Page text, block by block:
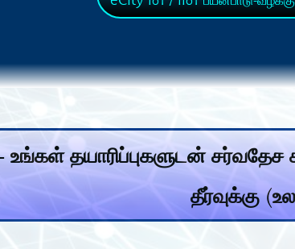
- உங்கள் தயாரிப்புகளுடன்
தீர்வுக்கு